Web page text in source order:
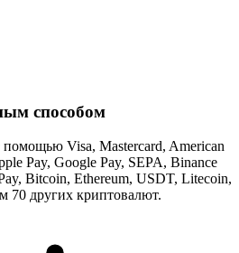
способом
помощью Visa, Mastercard, American
Pay, Google Pay, SEPA, Binance
Bitcoin, Ethereum, USDT, Litecoin,
70 других криптовалют.